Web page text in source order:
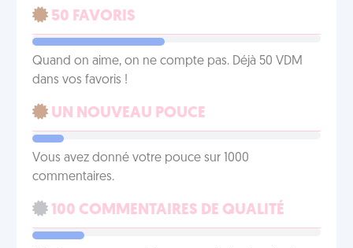
50 FAVORIS
Quand on aime, on ne compte pas. Déjà 50 VDM
dans vos favoris !
UN NOUVEAU POUCE
Vous avez donné votre pouce sur 1000
commentaires.
100 COMMENTAIRES DE QUALITÉ